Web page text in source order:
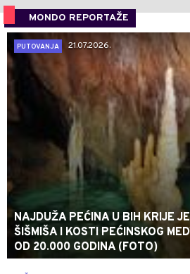
MONDO REPORTAŽE
PUTOVANJA
21.07.2026.
NAJDUŽA PEĆINA U BIH KRIJE
ŠIŠMIŠA I KOSTI PEĆINSKOG
OD 20.000 GODINA (FOTO)